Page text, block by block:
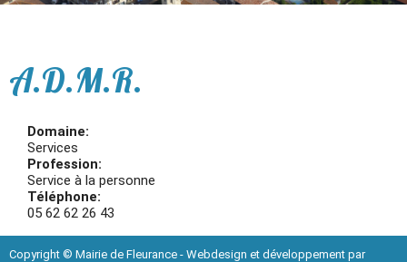
Mon quotidien
Entre nous
A.D.M.R.
Domaine:
Services
Profession:
Service à la personne
Téléphone:
05 62 62 26 43
Copyright © Mairie de Fleurance - Webdesign et développement par